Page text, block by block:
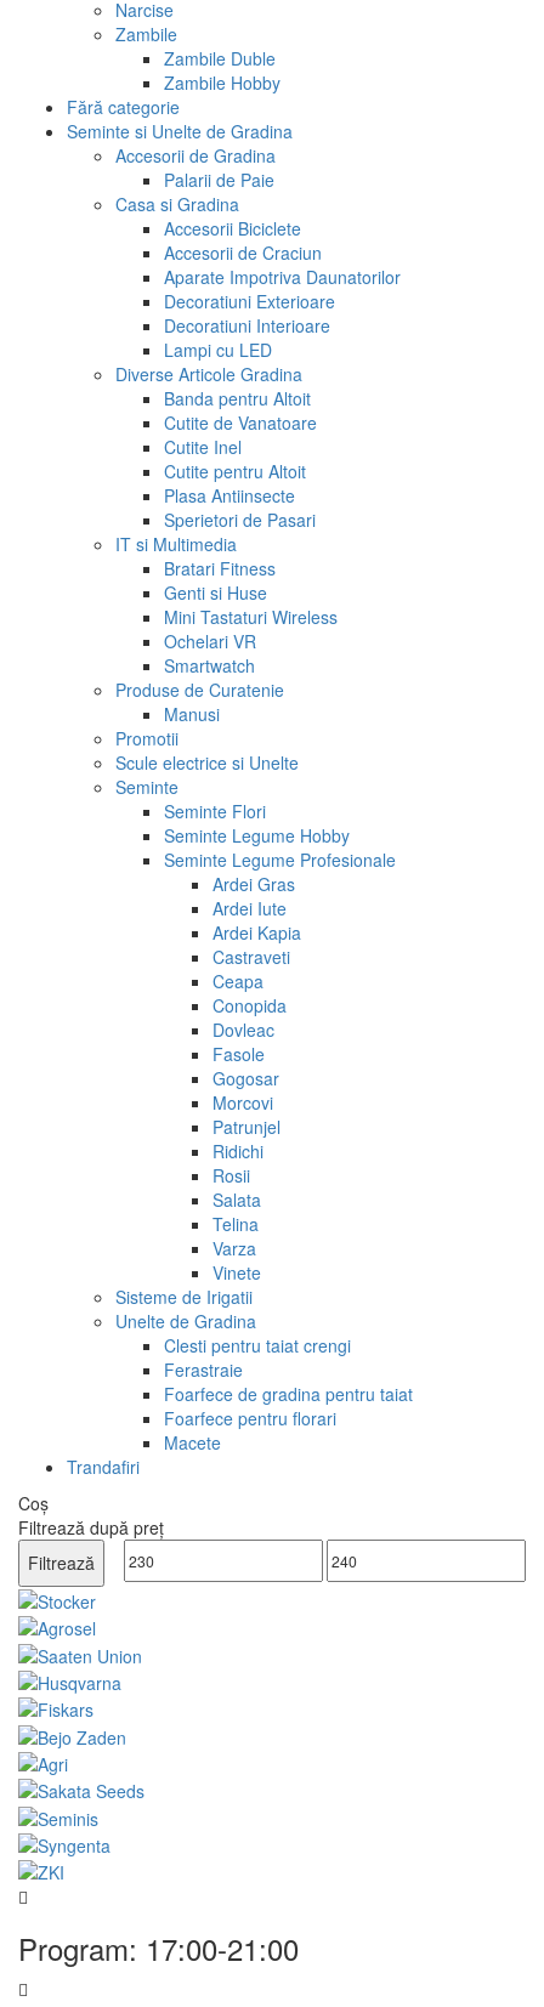
Narcise
Zambile
Zambile Duble
Zambile Hobby
Fără categorie
Seminte si Unelte de Gradina
Accesorii de Gradina
Palarii de Paie
Casa si Gradina
Accesorii Biciclete
Accesorii de Craciun
Aparate Impotriva Daunatorilor
Decoratiuni Exterioare
Decoratiuni Interioare
Lampi cu LED
Diverse Articole Gradina
Banda pentru Altoit
Cutite de Vanatoare
Cutite Inel
Cutite pentru Altoit
Plasa Antiinsecte
Sperietori de Pasari
IT si Multimedia
Bratari Fitness
Genti si Huse
Mini Tastaturi Wireless
Ochelari VR
Smartwatch
Produse de Curatenie
Manusi
Promotii
Scule electrice si Unelte
Seminte
Seminte Flori
Seminte Legume Hobby
Seminte Legume Profesionale
Ardei Gras
Ardei Iute
Ardei Kapia
Castraveti
Ceapa
Conopida
Dovleac
Fasole
Gogosar
Morcovi
Patrunjel
Ridichi
Rosii
Salata
Telina
Varza
Vinete
Sisteme de Irigatii
Unelte de Gradina
Clesti pentru taiat crengi
Ferastraie
Foarfece de gradina pentru taiat
Foarfece pentru florari
Macete
Trandafiri
Coș
Filtrează după preț
Preț
Preț
Filtrează
Program: 17:00-21:00